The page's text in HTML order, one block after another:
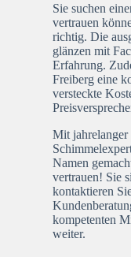
Sie suchen
vertrauen
richtig. Die
glänzen mit
Erfahrung.
Freiberg eine
versteckte
Mit jahrelanger
Namen
vertrauen! Sie
kontaktieren
kompetenten
weiter.